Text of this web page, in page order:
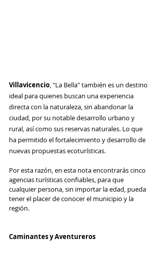
Villavicencio, "La Bella" también es un destino
ideal para quienes buscan una experiencia
directa con la naturaleza, sin abandonar la
ciudad, por su notable desarrollo urbano y
rural, así como sus reservas naturales. Lo que
ha permitido el fortalecimiento y desarrollo de
nuevas propuestas ecoturísticas.
Por esta razón, en esta nota encontrarás cinco
agencias turísticas confiables, para que
cualquier persona, sin importar la edad, pueda
tener el placer de conocer el municipio y la
región.
Caminantes y Aventureros